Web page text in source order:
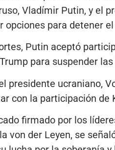
Vladímir Putin, y el
opciones para detener
Putin aceptó
para suspender
presidente ucraniano,
con la participación de
firmado por los
von der Leyen, se